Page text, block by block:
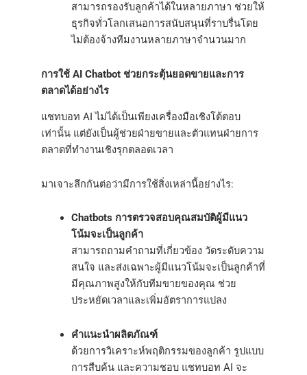
สามารถรองรับลูกค้าได้ในหลายภาษา ช่วยให้
ธุรกิจทั่วโลกเสนอการสนับสนุนที่ราบรื่นโดย
ไม่ต้องจ้างทีมงานหลายภาษาจำนวนมาก
การใช้ AI Chatbot ช่วยกระตุ้นยอดขายและการ
ตลาดได้อย่างไร
แชทบอท AI ไม่ได้เป็นเพียงเครื่องมือเชิงโต้ตอบ
เท่านั้น แต่ยังเป็นผู้ช่วยฝ่ายขายและตัวแทนฝ่ายการ
ตลาดที่ทำงานเชิงรุกตลอดเวลา
มาเจาะลึกกันต่อว่ามีการใช้สิ่งเหล่านี้อย่างไร:
Chatbots การตรวจสอบคุณสมบัติผู้มีแนว
โน้มจะเป็นลูกค้า
สามารถถามคำถามที่เกี่ยวข้อง วัดระดับความ
สนใจ และส่งเฉพาะผู้มีแนวโน้มจะเป็นลูกค้าที่
มีคุณภาพสูงให้กับทีมขายของคุณ ช่วย
ประหยัดเวลาและเพิ่มอัตราการแปลง
คำแนะนำผลิตภัณฑ์
ด้วยการวิเคราะห์พฤติกรรมของลูกค้า รูปแบบ
การสืบค้น และความชอบ แชทบอท AI จะ